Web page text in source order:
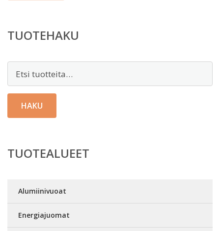
TUOTEHAKU
HAKU
TUOTEALUEET
Alumiinivuoat
Energiajuomat